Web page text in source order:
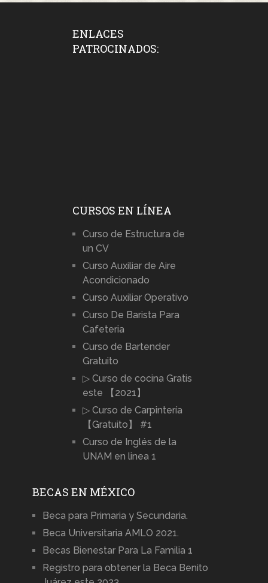
ENLACES
PATROCINADOS:
CURSOS EN LÍNEA
Curso de Estructura de
un CV
Curso Auxiliar de Aire
Acondicionado
Curso Auxiliar Operativo
Curso De Barista Para
Cafeteria
Curso de Bartender
Gratuito
▷ Curso de cocina Gratis
este 【2021】
▷ Curso de Carpintería
【Gratuito】 #1
Curso de Inglés de la
UNAM en linea 1
BECAS EN MÉXICO
Beca para Primaria y Secundaria.
Beca Universitaria AMLO 2021.
Becas Bienestar Para La Familia 1
Registro para obtener la Beca Benito